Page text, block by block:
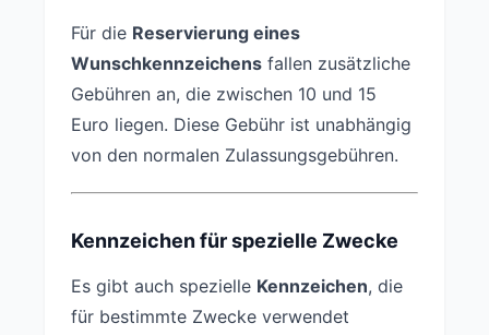
Für die Reservierung eines
Wunschkennzeichens fallen zusätzliche
Gebühren an, die zwischen 10 und 15
Euro liegen. Diese Gebühr ist unabhängig
von den normalen Zulassungsgebühren.
Kennzeichen für spezielle Zwecke
Es gibt auch spezielle Kennzeichen, die
für bestimmte Zwecke verwendet